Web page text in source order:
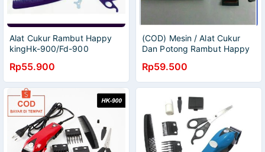
Alat Cukur Rambut Happy
kingHk-900/Fd-900
cukur rambut hk original
Rp55.900
(COD) Mesin / Alat Cukur
Dan Potong Rambut Happy
Rp59.500